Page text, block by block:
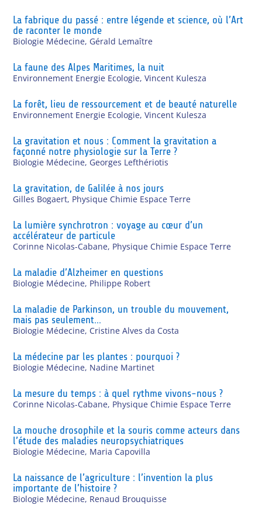
La fabrique du passé : entre légende et science, où l’Art
de raconter le monde
Biologie Médecine, Gérald Lemaître
La faune des Alpes Maritimes, la nuit
Environnement Energie Ecologie,Vincent Kulesza
La forêt, lieu de ressourcement et de beauté naturelle
Environnement Energie Ecologie,Vincent Kulesza
La gravitation et nous : Comment la gravitation a
façonné notre physiologie sur la Terre ?
Biologie Médecine, Georges Lefthériotis
La gravitation, de Galilée à nos jours
Gilles Bogaert, Physique Chimie Espace Terre
La lumière synchrotron : voyage au cœur d’un
accélérateur de particule
Corinne Nicolas-Cabane, Physique Chimie Espace Terre
La maladie d’Alzheimer en questions
Biologie Médecine, Philippe Robert
La maladie de Parkinson, un trouble du mouvement,
mais pas seulement…
Biologie Médecine, Cristine Alves da Costa
La médecine par les plantes : pourquoi ?
Biologie Médecine, Nadine Martinet
La mesure du temps : à quel rythme vivons-nous ?
Corinne Nicolas-Cabane, Physique Chimie Espace Terre
La mouche drosophile et la souris comme acteurs dans
l’étude des maladies neuropsychiatriques
Biologie Médecine, Maria Capovilla
La naissance de l’agriculture : l’invention la plus
importante de l’histoire ?
Biologie Médecine, Renaud Brouquisse